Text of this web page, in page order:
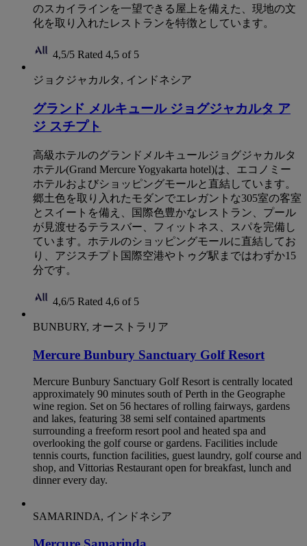
のスカイラインを一望できる屋上を備えた、現地の文
化を取り入れたレストランを特徴としています。
4,5/5 Rated 4,5 of 5
ジョクジャカルタ, インドネシア
グランド メルキュール ジョグジャカルタ ア
ジ スチプト
高級ホテルのグランドメルキュールジョグジャカルタ
ホテル(Grand Mercure Yogyakarta hotel)は、エコノミー
ホテルおよびショッピングモールと直結しています。
郷土色を取り入れたモダンでエレガントな305室の客室
とスイートを備え、国際色豊かなレストラン、プール
が見渡せるテラスバー、フィットネス、スパを完備し
ています。ホテルのショッピングモールに直結してお
り、アジスチプト国際空港やトゥグ駅まではわずか15
分です。
4,6/5 Rated 4,6 of 5
BUNBURY, オーストラリア
Mercure Bunbury Sanctuary Golf Resort
Mercure Bunbury Sanctuary Golf Resort is centrally located
approximately 90 minutes south of Perth in the Geographe
wine region. Set on 56 hectares of rolling fairways, gardens
and lakes, featuring 38 semi self contained apartments
surrounding a freeform resort pool and heated spa and
overlooking the golf course or gardens. Facilities include
tennis courts, function facilities, guest laundry, golf course and
shop, and Vittorias Restaurant open for breakfast, lunch and
dinner every day.
SAMARINDA, インドネシア